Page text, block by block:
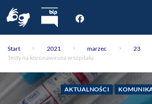
O nas
Oddziały
Poradnie
Start 2021 marzec 23
Testy na koronawirusa w szpitalu
AKTUALNOŚCI